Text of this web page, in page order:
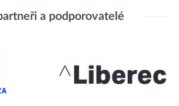
a podporovatelé